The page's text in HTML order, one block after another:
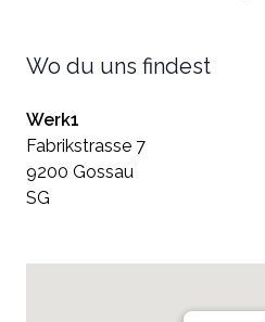
Wo du uns findest
Werk1
Fabrikstrasse 7
9200 Gossau
SG